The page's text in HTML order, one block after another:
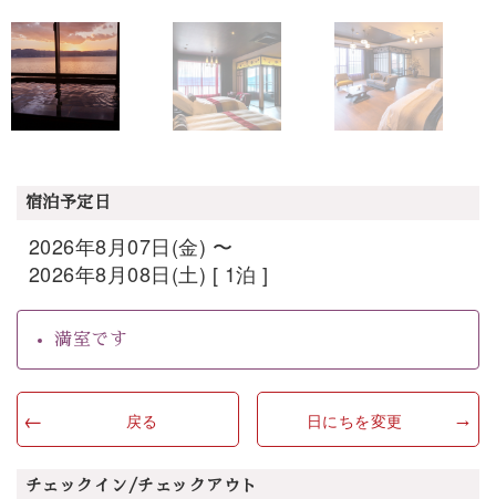
宿泊予定日
2026年8月07日(金) 〜
2026年8月08日(土) [ 1泊 ]
満室です
戻る 日にちを変更
チェックイン/チェックアウト